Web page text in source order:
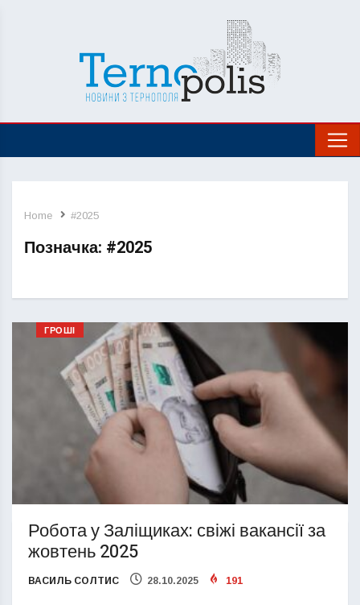
Home #2025
Позначка: #2025
ГРОШІ
Робота у Заліщиках: свіжі вакансії за
жовтень 2025
ВАСИЛЬ СОЛТИС 28.10.2025 191